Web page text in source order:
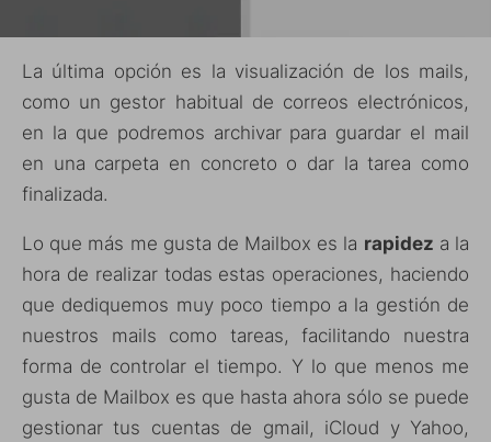
La última opción es la visualización de los mails,
como un gestor habitual de correos electrónicos,
en la que podremos archivar para guardar el mail
en una carpeta en concreto o dar la tarea como
finalizada.
Lo que más me gusta de Mailbox es la rapidez a la
hora de realizar todas estas operaciones, haciendo
que dediquemos muy poco tiempo a la gestión de
nuestros mails como tareas, facilitando nuestra
forma de controlar el tiempo. Y lo que menos me
gusta de Mailbox es que hasta ahora sólo se puede
gestionar tus cuentas de gmail, iCloud y Yahoo,